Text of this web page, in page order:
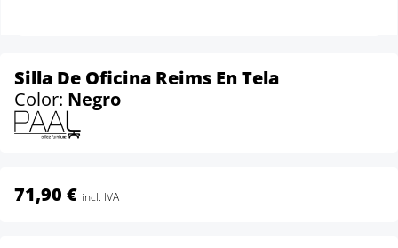
Silla De Oficina Reims En Tela
Color: Negro
71,90 € incl. IVA